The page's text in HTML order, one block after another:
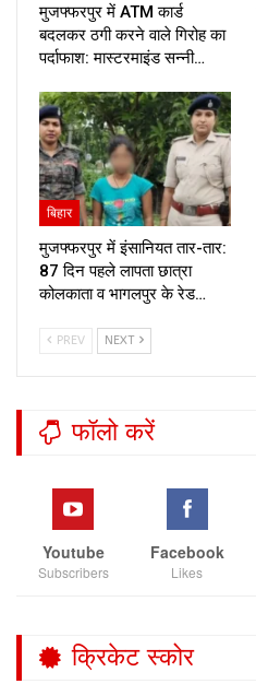
मुजफ्फरपुर में ATM कार्ड
बदलकर ठगी करने वाले गिरोह का
पर्दाफाश: मास्टरमाइंड सन्नी…
बिहार
मुजफ्फरपुर में इंसानियत तार-तार:
87 दिन पहले लापता छात्रा
कोलकाता व भागलपुर के रेड…
PREV NEXT
फॉलो करें
Youtube
Subscribers
Facebook
Likes
क्रिकेट स्कोर